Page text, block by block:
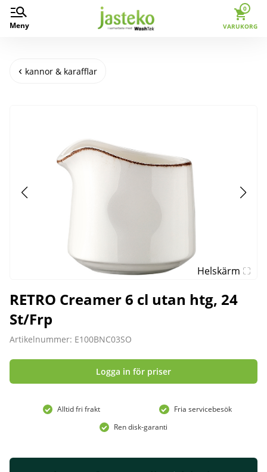
Meny
0
VARUKORG
kannor & karafflar
Helskärm
RETRO Creamer 6 cl utan htg, 24
St/Frp
Artikelnummer: E100BNC03SO
Logga in för priser
Alltid fri frakt
Fria servicebesök
Ren disk-garanti